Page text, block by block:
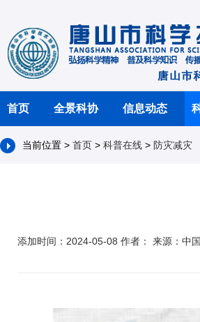
首页 全景科协 信息动态
当前位置 > 首页 > 科普在线 > 防灾减灾
添加时间：2024-05-08 作者： 来源：中